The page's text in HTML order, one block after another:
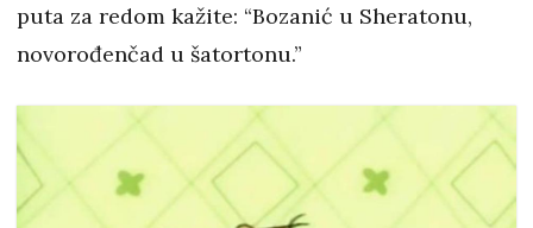
puta za redom kažite: “Bozanić u Sheratonu,
novorođenčad u šatortonu.”